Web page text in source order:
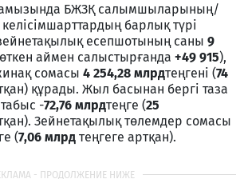
БЖЗҚ салымшыларының/
барлық түрі
есепшотының саны 9
(өткен аймен салыстырғанда +49 915),
сомасы 4 254,28 млрдтеңгені (74
құрады. Жыл басынан бергі таза
-72,76 млрдтеңге (25
Зейнетақылық төлемдер сомасы
(7,06 млрд теңгеге артқан).